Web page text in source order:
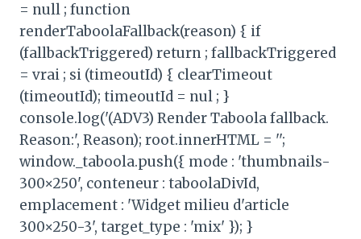
= null ; function
renderTaboolaFallback(reason) { if
(fallbackTriggered) return ; fallbackTriggered
= vrai ; si (timeoutId) { clearTimeout
(timeoutId); timeoutId = nul ; }
console.log('(ADV3) Render Taboola fallback.
Reason:', Reason); root.innerHTML = '';
window._taboola.push({ mode : 'thumbnails-
300×250', conteneur : taboolaDivId,
emplacement : 'Widget milieu d'article
300×250-3', target_type : 'mix' }); }